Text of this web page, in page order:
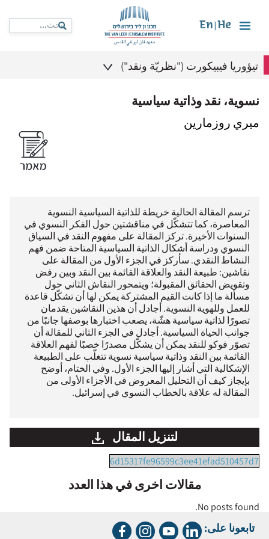
He
En
تيؤوريا فيبيكورت ("نظريّة ونقد")
نسوية، نقد وذاتية سياسية
ميري روزمارين
ترسم المقالة الحالية خريطة للذاتية السياسية النسوية
المعاصرة، كما تتشكّل في مناقشتين حول الفكر النسوي في
السنوات الأخيرة. تركز المقالة على مفهوم النقد في السياق
النسوي ودراسة أشكال الذاتية السياسية المتاحة ضمن فهم
النشاط النقدي. سأركز في الجزء الأول من المقالة على
نقاشين: طبيعة النقد والعلاقة القائمة بين النقد وبين رفض
وتقويض الحقائق المقبولة؛ ويتمحور النقاش الثاني حول
مسألة ما إذا كانت القيم المشتركة يمكن لها أن تشكّل قاعدة
للعمل وللهوية النسوية. أجادل أن هذين النقاشين يقدمان
تصورًا لذاتية سياسية هشّة، يصعب اختبارها بوصفها جانبًا من
جوانب الحياة السياسية. أجادل في الجزء الثاني للمقالة أن
تصوّر فوكو للنقد يمكن أن يشكّل مصدرًا خصبًا لفهم العلاقة
القائمة بين النقد وذاتية سياسية نسوية تتغلّب على الطبيعة
الإشكالية التي أشار إليها الجزء الأول. وفي الختام، أوضح
بإيجاز كيف أن التحليل المعروض في الأجزاء الأولى من
المقالة له علاقة بالخطاب النسوي في إسرائيل.
لتنزيل المقال
6d15317fe96599c3ee41efad510457d7
مقالات اخرى في هذا العدد
No posts found.
تابعونا على: